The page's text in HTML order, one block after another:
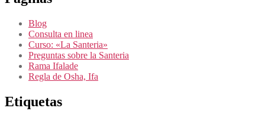
Blog
Consulta en linea
Curso: «La Santeria»
Preguntas sobre la Santeria
Rama Ifalade
Regla de Osha, Ifa
Etiquetas